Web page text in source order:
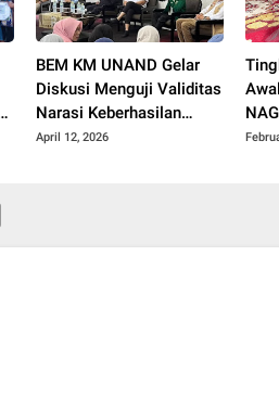
BEM KM UNAND Gelar
Diskusi Menguji Validitas
Narasi Keberhasilan
Pusat VS Realitas di
April 12, 2026